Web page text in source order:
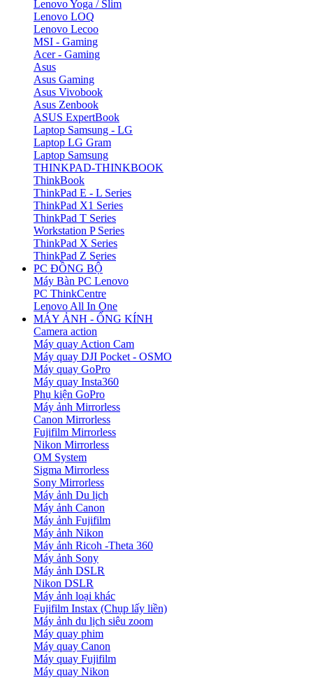
Lenovo Yoga / Slim
Lenovo LOQ
Lenovo Lecoo
MSI - Gaming
Acer - Gaming
Asus
Asus Gaming
Asus Vivobook
Asus Zenbook
ASUS ExpertBook
Laptop Samsung - LG
Laptop LG Gram
Laptop Samsung
THINKPAD-THINKBOOK
ThinkBook
ThinkPad E - L Series
ThinkPad X1 Series
ThinkPad T Series
Workstation P Series
ThinkPad X Series
ThinkPad Z Series
PC ĐỒNG BỘ
Máy Bàn PC Lenovo
PC ThinkCentre
Lenovo All In One
MÁY ẢNH - ỐNG KÍNH
Camera action
Máy quay Action Cam
Máy quay DJI Pocket - OSMO
Máy quay GoPro
Máy quay Insta360
Phụ kiện GoPro
Máy ảnh Mirrorless
Canon Mirrorless
Fujifilm Mirrorless
Nikon Mirrorless
OM System
Sigma Mirrorless
Sony Mirrorless
Máy ảnh Du lịch
Máy ảnh Canon
Máy ảnh Fujifilm
Máy ảnh Nikon
Máy ảnh Ricoh -Theta 360
Máy ảnh Sony
Máy ảnh DSLR
Nikon DSLR
Máy ảnh loại khác
Fujifilm Instax (Chụp lấy liền)
Máy ảnh du lịch siêu zoom
Máy quay phim
Máy quay Canon
Máy quay Fujifilm
Máy quay Nikon